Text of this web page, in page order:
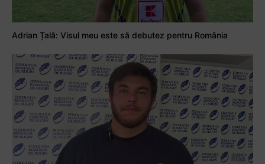
Adrian Țală: Visul meu este să debutez pentru România